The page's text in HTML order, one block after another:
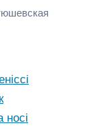
носі